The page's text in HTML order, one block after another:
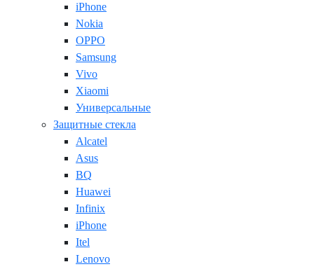
iPhone
Nokia
OPPO
Samsung
Vivo
Xiaomi
Универсальные
Защитные стекла
Alcatel
Asus
BQ
Huawei
Infinix
iPhone
Itel
Lenovo